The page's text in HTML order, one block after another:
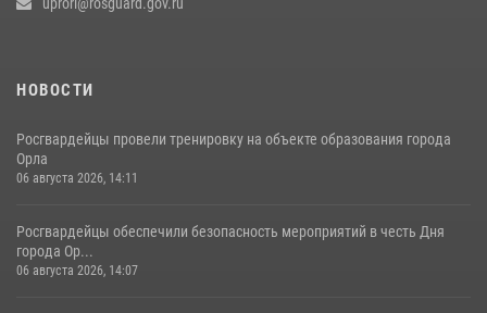
НОВОСТИ
Росгвардейцы провели тренировку на объекте образования города
Орла
06 августа 2026, 14:11
Росгвардейцы обеспечили безопасность мероприятий в честь Дня
города Ор...
06 августа 2026, 14:07